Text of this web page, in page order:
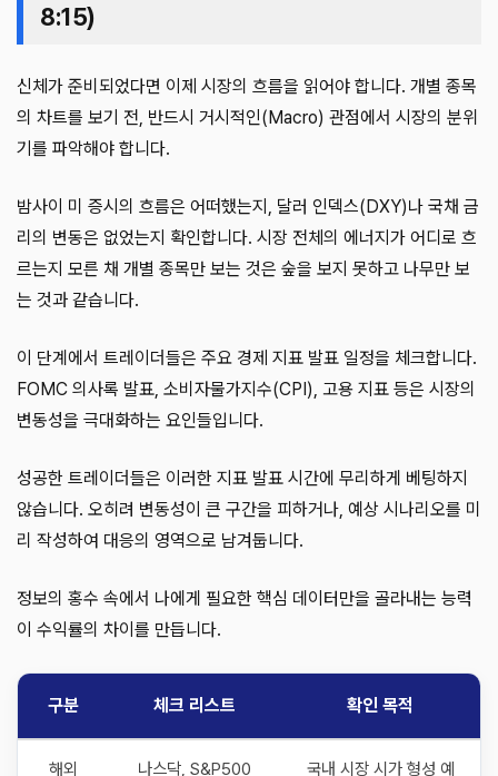
8:15)
신체가 준비되었다면 이제 시장의 흐름을 읽어야 합니다. 개별 종목
의 차트를 보기 전, 반드시 거시적인(Macro) 관점에서 시장의 분위
기를 파악해야 합니다.
밤사이 미 증시의 흐름은 어떠했는지, 달러 인덱스(DXY)나 국채 금
리의 변동은 없었는지 확인합니다. 시장 전체의 에너지가 어디로 흐
르는지 모른 채 개별 종목만 보는 것은 숲을 보지 못하고 나무만 보
는 것과 같습니다.
이 단계에서 트레이더들은 주요 경제 지표 발표 일정을 체크합니다.
FOMC 의사록 발표, 소비자물가지수(CPI), 고용 지표 등은 시장의
변동성을 극대화하는 요인들입니다.
성공한 트레이더들은 이러한 지표 발표 시간에 무리하게 베팅하지
않습니다. 오히려 변동성이 큰 구간을 피하거나, 예상 시나리오를 미
리 작성하여 대응의 영역으로 남겨둡니다.
정보의 홍수 속에서 나에게 필요한 핵심 데이터만을 골라내는 능력
이 수익률의 차이를 만듭니다.
구분 체크 리스트 확인 목적
해외 나스닥, S&P500 국내 시장 시가 형성 예